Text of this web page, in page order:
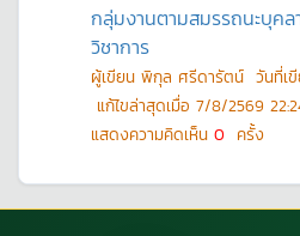
กลุ่มงานตามสมรรถนะบุคล
วิชาการ
ผู้เขียน พิกุล ศรีดารัตน์ วันที่เ
แก้ไขล่าสุดเมื่อ 7/8/2569
แสดงความคิดเห็น 0 ครั้ง